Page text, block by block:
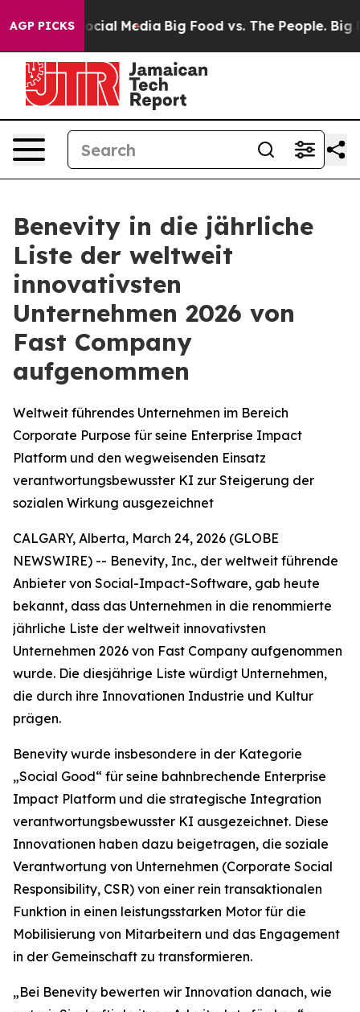
AGP PICKS
on Social Media Big Food vs. The People. Big
Benevity in die jährliche
Liste der weltweit
innovativsten
Unternehmen 2026 von
Fast Company
aufgenommen
Weltweit führendes Unternehmen im Bereich
Corporate Purpose für seine Enterprise Impact
Platform und den wegweisenden Einsatz
verantwortungsbewusster KI zur Steigerung der
sozialen Wirkung ausgezeichnet
CALGARY, Alberta, March 24, 2026 (GLOBE
NEWSWIRE) -- Benevity, Inc., der weltweit führende
Anbieter von Social-Impact-Software, gab heute
bekannt, dass das Unternehmen in die renommierte
jährliche Liste der weltweit innovativsten
Unternehmen 2026 von Fast Company aufgenommen
wurde. Die diesjährige Liste würdigt Unternehmen,
die durch ihre Innovationen Industrie und Kultur
prägen.
Benevity wurde insbesondere in der Kategorie
„Social Good“ für seine bahnbrechende Enterprise
Impact Platform und die strategische Integration
verantwortungsbewusster KI ausgezeichnet. Diese
Innovationen haben dazu beigetragen, die soziale
Verantwortung von Unternehmen (Corporate Social
Responsibility, CSR) von einer rein transaktionalen
Funktion in einen leistungsstarken Motor für die
Mobilisierung von Mitarbeitern und das Engagement
in der Gemeinschaft zu transformieren.
„Bei Benevity bewerten wir Innovation danach, wie